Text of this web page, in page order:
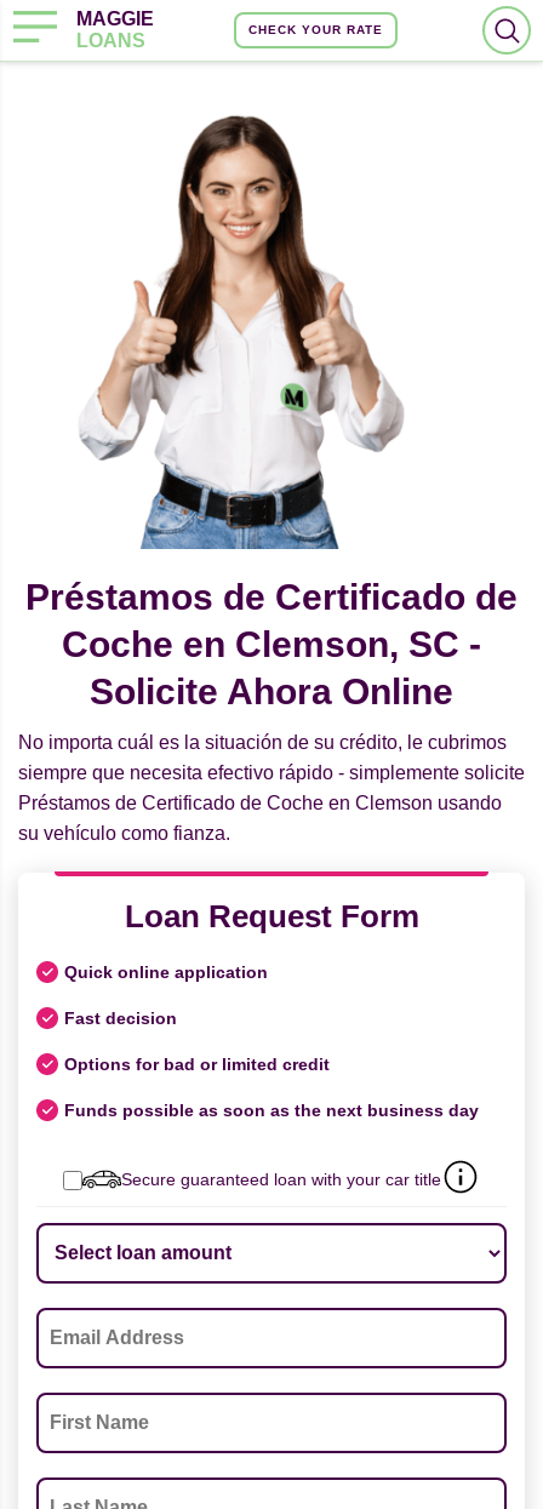
MAGGIE
LOANS
CHECK YOUR RATE
Préstamos de Certificado de
Coche en Clemson, SC -
Solicite Ahora Online
No importa cuál es la situación de su crédito, le cubrimos
siempre que necesita efectivo rápido - simplemente solicite
Préstamos de Certificado de Coche en Clemson usando
su vehículo como fianza.
Loan Request Form
Quick online application
Fast decision
Options for bad or limited credit
Funds possible as soon as the next business day
Secure guaranteed loan with your car title